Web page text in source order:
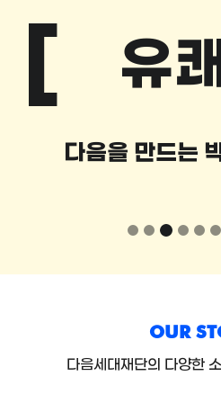
다채
다음을 만드는
OUR
다음세대재단의 다양한